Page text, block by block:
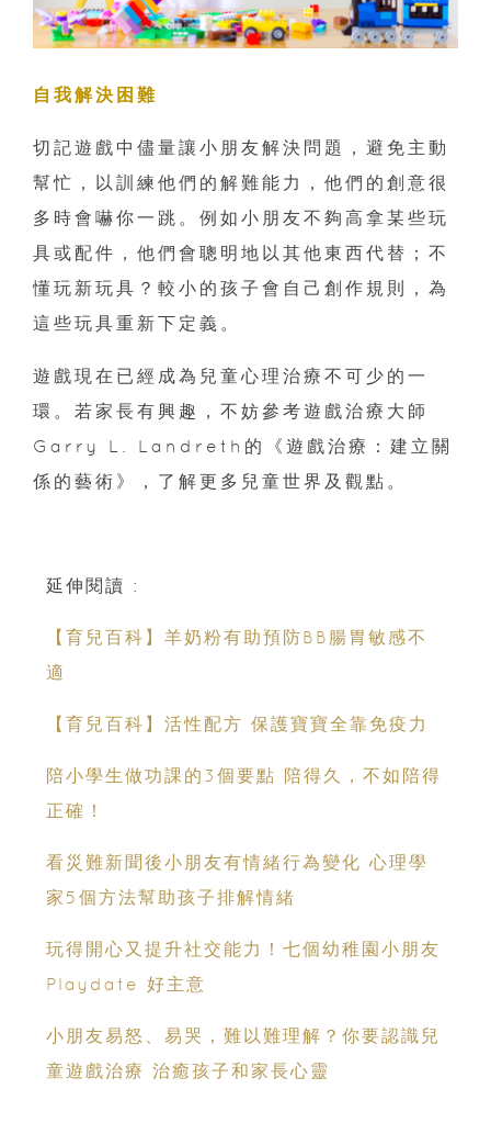
自我解決困難
切記遊戲中儘量讓小朋友解決問題，避免主動
幫忙，以訓練他們的解難能力，他們的創意很
多時會嚇你一跳。例如小朋友不夠高拿某些玩
具或配件，他們會聰明地以其他東西代替；不
懂玩新玩具？較小的孩子會自己創作規則，為
這些玩具重新下定義。
遊戲現在已經成為兒童心理治療不可少的一
環。若家長有興趣，不妨參考遊戲治療大師
Garry L. Landreth的《遊戲治療：建立關
係的藝術》，了解更多兒童世界及觀點。
延伸閱讀 :
【育兒百科】羊奶粉有助預防BB腸胃敏感不
適
【育兒百科】活性配方 保護寶寶全靠免疫力
陪小學生做功課的3個要點 陪得久，不如陪得
正確！
看災難新聞後小朋友有情緒行為變化 心理學
家5個方法幫助孩子排解情緒
玩得開心又提升社交能力！七個幼稚園小朋友
Playdate 好主意
小朋友易怒、易哭，難以難理解？你要認識兒
童遊戲治療 治癒孩子和家長心靈